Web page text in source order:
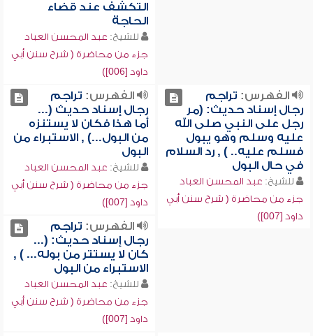
التكشف عند قضاء
الحاجة
للشيخ: عبد المحسن العباد
جزء من محاضرة ( شرح سنن أبي
داود [006])
الفهرس: تراجم
رجال إسناد حديث: (مر
رجل على النبي صلى الله
عليه وسلم وهو يبول
فسلم عليه.. ) , رد السلام
في حال البول
للشيخ: عبد المحسن العباد
جزء من محاضرة ( شرح سنن أبي
داود [007])
الفهرس: تراجم
رجال إسناد حديث (...
أما هذا فكان لا يستنزه
من البول...) , الاستبراء من
البول
للشيخ: عبد المحسن العباد
جزء من محاضرة ( شرح سنن أبي
داود [007])
الفهرس: تراجم
رجال إسناد حديث: (...
كان لا يستتر من بوله... ) ,
الاستبراء من البول
للشيخ: عبد المحسن العباد
جزء من محاضرة ( شرح سنن أبي
داود [007])